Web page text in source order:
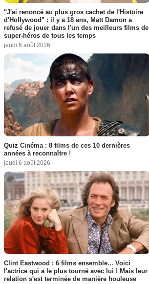
"J'ai renoncé au plus gros cachet de l'Histoire
d'Hollywood" : il y a 18 ans, Matt Damon a
refusé de jouer dans l'un des meilleurs films de
super-héros de tous les temps
jeudi 6 août 2026
Quiz Cinéma : 8 films de ces 10 dernières
années à reconnaître !
jeudi 6 août 2026
Clint Eastwood : 6 films ensemble... Voici
l'actrice qui a le plus tourné avec lui ! Mais leur
relation s'est terminée de manière houleuse